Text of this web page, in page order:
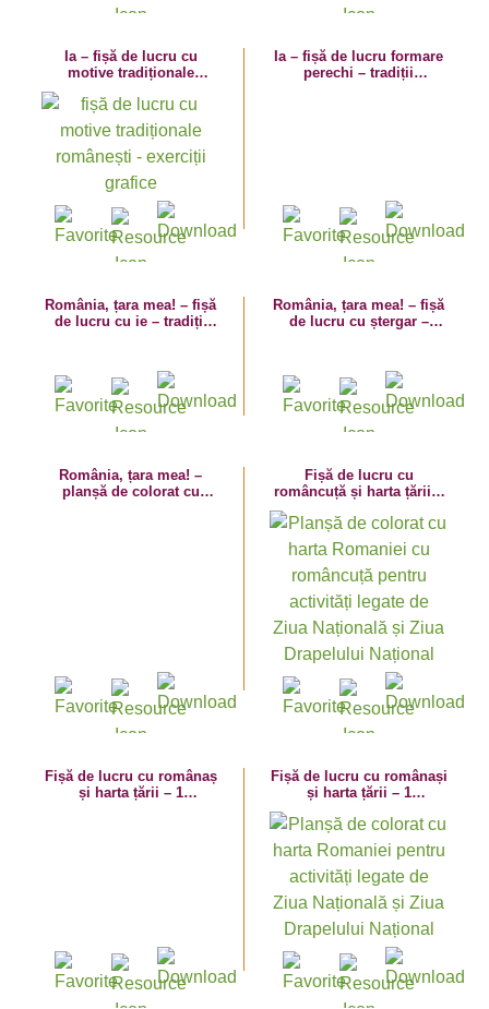
Ia – fișă de lucru cu
motive tradiționale
grafice
Ia – fișă de lucru formare
perechi – tradiții
România, țara mea! – fișă
de lucru cu ie – tradiții
România, țara mea! – fișă
de lucru cu ștergar –
România, țara mea! –
planșă de colorat cu
Fișă de lucru cu
româncuță și harta țării –
Națională a României
Fișă de lucru cu românaș
și harta țării – 1
Fișă de lucru cu românași
și harta țării – 1
Națională a României